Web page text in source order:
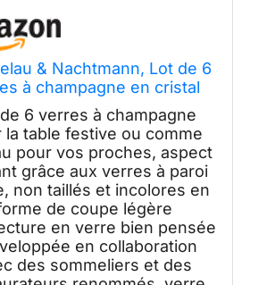
& Nachtmann, Lot de 6
à champagne en cristal
ml définition 1350129
6 verres à champagne
la table festive ou comme
pour vos proches, aspect
grâce aux verres à paroi
non taillés et incolores en
de coupe légère
en verre bien pensée
en collaboration
des sommeliers et des